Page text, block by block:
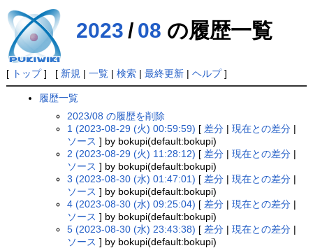
2023 / 08 の履歴一覧
[ トップ] [ 新規 | 一覧| 検索| 最終更新| ヘルプ]
履歴一覧
2023/08 の履歴を削除
1 (2023-08-29 (火) 00:59:59) [ 差分 |現在との差分 |
ソース ] by bokupi(default:bokupi)
2 (2023-08-29 (火) 11:28:12) [ 差分 |現在との差分 |
ソース ] by bokupi(default:bokupi)
3 (2023-08-30 (水) 01:47:01) [ 差分 |現在との差分 |
ソース ] by bokupi(default:bokupi)
4 (2023-08-30 (水) 09:25:04) [ 差分 |現在との差分 |
ソース ] by bokupi(default:bokupi)
5 (2023-08-30 (水) 23:43:38) [ 差分 |現在との差分 |
ソース ] by bokupi(default:bokupi)